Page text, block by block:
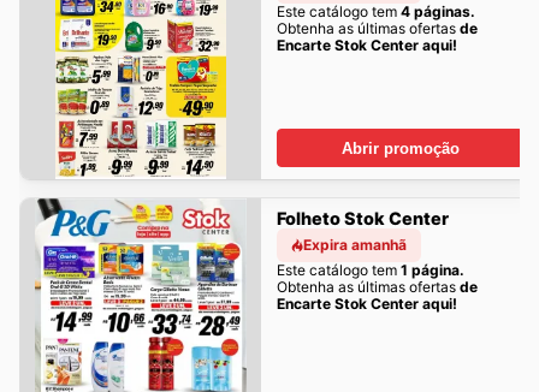
Este catálogo tem 4 páginas.
Obtenha as últimas ofertas de
Encarte Stok Center aqui!
Abrir promoção
Folheto Stok Center
Expira amanhã
Este catálogo tem 1 página.
Obtenha as últimas ofertas de
Encarte Stok Center aqui!